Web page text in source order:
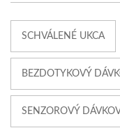
SCHVÁLENÉ UKCA
BEZDOTYKOVÝ
SENZOROVÝ